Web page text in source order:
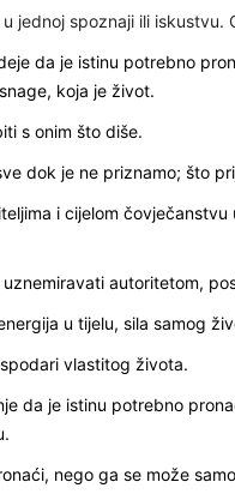
jednoj spoznaji ili iskustvu.
da je istinu potrebno
koja je život.
s onim što diše.
dok je ne priznamo; što
i cijelom
autoritetom,
u tijelu, sila samog
vlastitog života.
da je istinu potrebno
nego ga se može